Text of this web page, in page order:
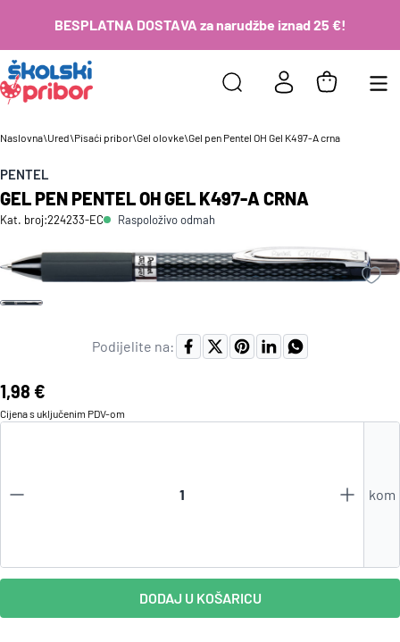
BESPLATNA DOSTAVA za narudžbe iznad 25 €!
Podijelite na:
Naslovna\Ured\Pisaći pribor\Gel olovke\Gel pen Pentel OH Gel K497-A crna
PENTEL
GEL PEN PENTEL OH GEL K497-A CRNA
Kat. broj:224233-EC Raspoloživo odmah
Cijena:
1,98 €
Cijena s uključenim PDV-om
kom
DODAJ U KOŠARICU